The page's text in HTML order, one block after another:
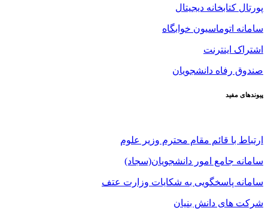
پورتال کتابخانه دیجیتال
سامانه اتوماسیون خوابگاه
اشتراک اینترنت
صندوق رفاه دانشجویان
پیوندهای مفید
ارتباط با قائم مقام محترم وزیر علوم
سامانه جامع امور دانشجویان(سجاد)
سامانه پاسخگویی به شکایات وزارت عتف
شرکت های دانش بنیان